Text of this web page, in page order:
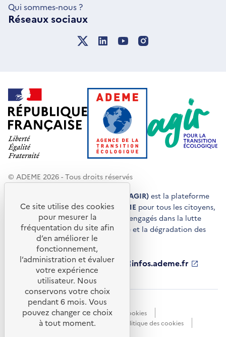
Qui sommes-nous ?
Réseaux sociaux
© ADEME 2026 - Tous droits réservés
Agir pour la transition écologique (AGIR) est la plateforme
de conseils et de services de l'ADEME pour tous les citoyens,
acteurs économiques et territoires engagés dans la lutte
contre le réchauffement climatique et la dégradation des
ressources.
ademe.fr
S'ouvre
nouvelle
fenêtre
librairie.ademe.fr
S'ouvre
dans
une
nouvelle
fenêtre
infos.ademe.fr
S'ouvre
nouvelle
ademe.fr/presse
S'ouvre
nouvelle
fenêtre
Accessibilité : non conforme
Données personnelles
Gestion des cookies
Mentions légales
Plan du site
Politique des cookies
Ce site utilise des cookies
pour mesurer la
fréquentation du site afin
d’en améliorer le
fonctionnement,
l’administration et évaluer
votre expérience
utilisateur. Nous
conservons votre choix
pendant 6 mois. Vous
pouvez changer ce choix
à tout moment.